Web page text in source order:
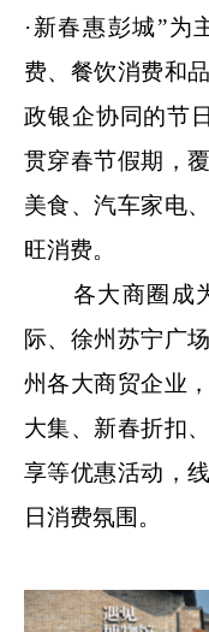
·新春惠彭城”为
费、餐饮消费和
政银企协同的节
贯穿春节假期，
美食、汽车家电
旺消费。
各大商圈成为
际、徐州苏宁广
州各大商贸企业
大集、新春折扣
享等优惠活动，
日消费氛围。